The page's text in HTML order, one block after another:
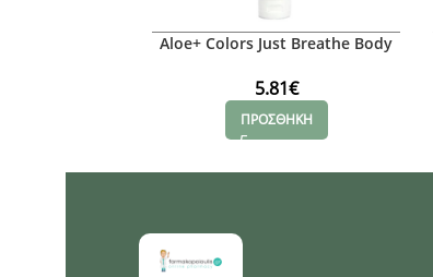
Aloe+ Colors Just Breathe Body
5.81€
ΠΡΟΣΘΗΚΗ